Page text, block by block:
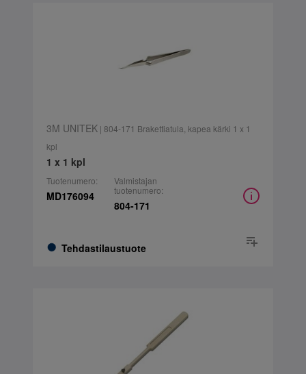
3M UNITEK| 804-171 Brakettiatula, kapea kärki 1 x 1
kpl
1 x 1 kpl
Tuotenumero:
MD176094
Tehdastilaustuote
Valmistajan
tuotenumero:
804-171